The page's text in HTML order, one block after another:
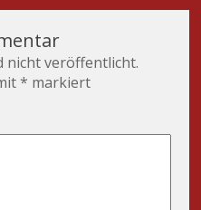
nicht veröffentlicht.
* markiert